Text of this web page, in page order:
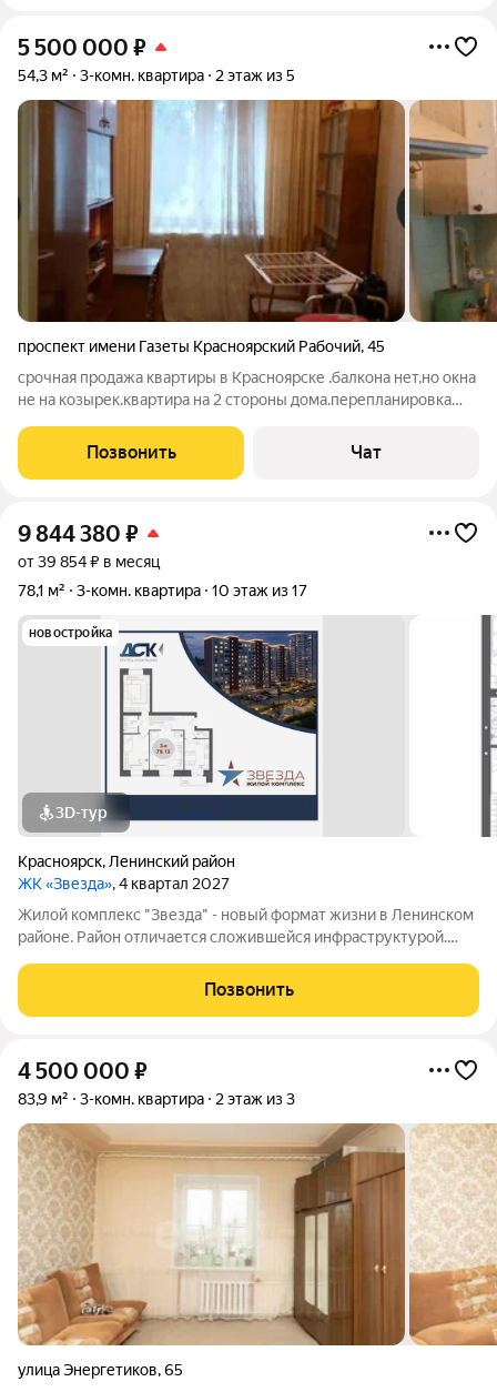
5 500 000 ₽
54,3 м² 3-комн. квартира 2 этаж из 5
проспект имени Газеты Красноярский Рабочий,45
срочная продажа квартиры в Красноярске .балкона нет,но окна
не на козырек.квартира на 2 стороны дома.перепланировка
установлена сигнализация и рабочий станционарный
телефон.в подьезде живет
Позвонить Чат
9 844 380 ₽
от 39 854 ₽ в месяц
78,1 м²
3-комн. квартира 10 этаж из 17
новостройка
3D-тур
Красноярск, Ленинский район
ЖК «Звезда», 4 квартал 2027
Жилой комплекс "Звезда" - новый формат жизни в Ленинском
районе. Район отличается сложившейся инфраструктурой.
большой парк с одноименным названием. Развита
транспортная и дорожная сети. Есть
Позвонить
4 500 000 ₽
83,9 м² 3-комн. квартира 2 этаж из 3
улица Энергетиков,65